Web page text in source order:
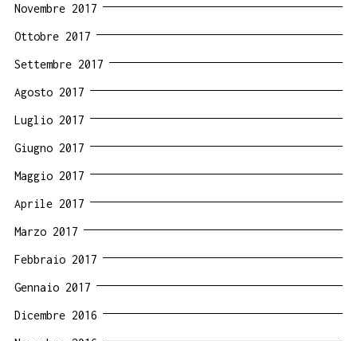
Novembre 2017
Ottobre 2017
Settembre 2017
Agosto 2017
Luglio 2017
Giugno 2017
Maggio 2017
Aprile 2017
Marzo 2017
Febbraio 2017
Gennaio 2017
Dicembre 2016